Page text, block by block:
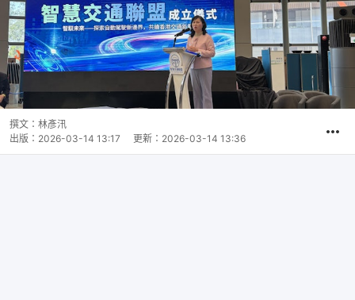
撰文： 林彥汛
出版： 2026-03-14 13:17 更新： 2026-03-14 13:36